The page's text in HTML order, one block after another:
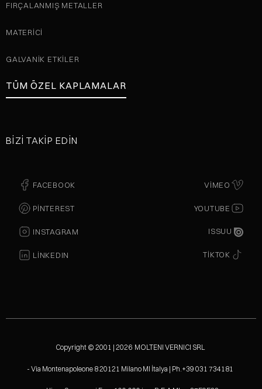
FIRÇALANMIŞ METALLER
MATERICI
GALVANIK ETKILER
TÜM ÖZEL KAPLAMALAR
BIZI TAKIP EDIN
FACEBOOK
PINTEREST
INSTAGRAM
LINKEDIN
VIMEO
YOUTUBE
ISSUU
TIKTOK
Copyright © 2001 | 2026 MOLTENI VERNICI SRL
- Via Montenapoleone 8 20121 Milano MI İtalya | Ph.+39 031 734181